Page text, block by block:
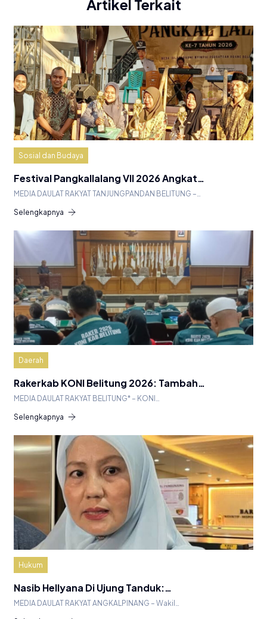
Artikel Terkait
Sosial dan Budaya
Festival Pangkallalang VII 2026 Angkat…
MEDIA DAULAT RAKYAT TANJUNGPANDAN BELITUNG –…
Selengkapnya
Daerah
Rakerkab KONI Belitung 2026: Tambah…
MEDIA DAULAT RAKYAT BELITUNG* – KONI…
Selengkapnya
Hukum
Nasib Hellyana Di Ujung Tanduk:…
MEDIA DAULAT RAKYAT ANGKALPINANG – Wakil…